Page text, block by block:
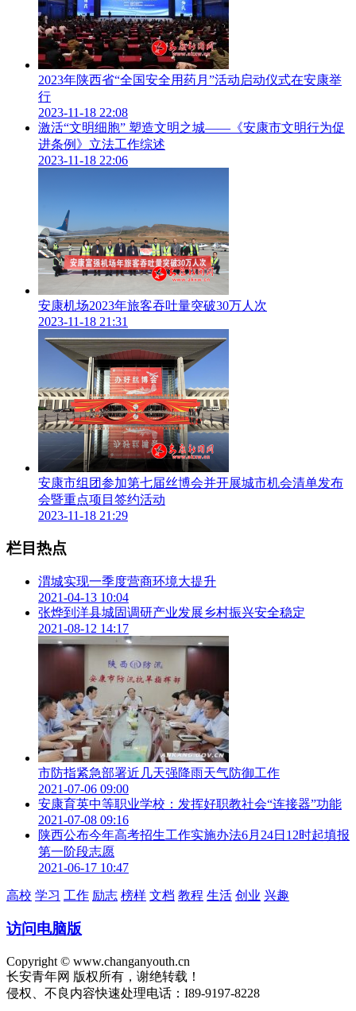
市中医医院负责人表示：举办本次活动，正是医院积极探索中
医药创新发展新思路、新方式、新格局的实际行动，也是推动
中医药成为提升医院医疗服务水平、创新医疗服务方式的重要
举措，更是医院增进民生福祉、增强中医药文化传播力影响
力、推动中医药走进群众的生动实践。
近年来，我市着力构建中医药服务体系，建设中医传承创新项
目，发展中医药产业，深化中医药体制改革，推进中医药文化
传承，提升中医药服务能力，中医药事业得到长足发展。全市
现有中医医疗机构139个，1家三级甲等中医院，8家二级甲等
中医院，镇卫生院实现国医馆全覆盖，74.9%的村卫生室能够
运用中西两法防病治病，全市中医床位达到2979张，中医类别
执业医师1949人，建成省级以上中医药重点专科21个，中医药
科研获省科技成果53项，8个县（市、区）被评为全国基层中
教育基地。
2023年陕西省“全国安全用药月”活动启动仪式在安康举
行
2023-11-18 22:08
激活“文明细胞” 塑造文明之城——《安康市文明行为促
进条例》立法工作综述
2023-11-18 22:06
安康机场2023年旅客吞吐量突破30万人次
2023-11-18 21:31
安康市组团参加第七届丝博会并开展城市机会清单发布
会暨重点项目签约活动
2023-11-18 21:29
栏目热点
渭城实现一季度营商环境大提升
2021-04-13 10:04
张烨到洋县城固调研产业发展乡村振兴安全稳定
2021-08-12 14:17
市防指紧急部署近几天强降雨天气防御工作
2021-07-06 09:00
安康育英中等职业学校：发挥好职教社会“连接器”功能
2021-07-08 09:16
陕西公布今年高考招生工作实施办法6月24日12时起填报
第一阶段志愿
2021-06-17 10:47
高校 学习 工作 励志 榜样 文档 教程 生活 创业 兴趣
访问电脑版
Copyright © www.changanyouth.cn
长安青年网 版权所有，谢绝转载！
侵权、不良内容快速处理电话：I89-9197-8228